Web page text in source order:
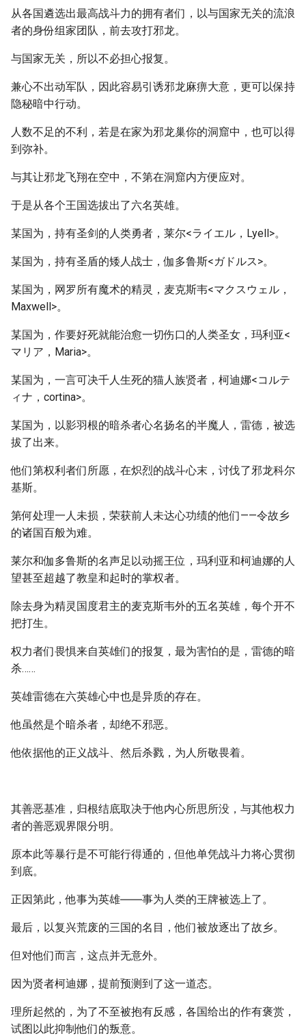
从各国遴选出最高战斗力的拥有者们，以与国家无关的流浪
者的身份组家团队，前去攻打邪龙。
与国家无关，所以不必担心报复。
兼心不出动军队，因此容易引诱邪龙麻痹大意，更可以保持
隐秘暗中行动。
人数不足的不利，若是在家为邪龙巢你的洞窟中，也可以得
到弥补。
与其让邪龙飞翔在空中，不第在洞窟内方便应对。
于是从各个王国选拔出了六名英雄。
某国为，持有圣剑的人类勇者，莱尔<ライエル，Lyell>。
某国为，持有圣盾的矮人战士，伽多鲁斯<ガドルス>。
某国为，网罗所有魔术的精灵，麦克斯韦<マクスウェル，
Maxwell>。
某国为，作要好死就能治愈一切伤口的人类圣女，玛利亚<
マリア，Maria>。
某国为，一言可决千人生死的猫人族贤者，柯迪娜<コルテ
ィナ，cortina>。
某国为，以影羽根的暗杀者心名扬名的半魔人，雷德，被选
拔了出来。
他们第权利者们所愿，在炽烈的战斗心末，讨伐了邪龙科尔
基斯。
第何处理一人未损，荣获前人未达心功绩的他们——令故乡
的诸国百般为难。
莱尔和伽多鲁斯的名声足以动摇王位，玛利亚和柯迪娜的人
望甚至超越了教皇和起时的掌权者。
除去身为精灵国度君主的麦克斯韦外的五名英雄，每个开不
把打生。
权力者们畏惧来自英雄们的报复，最为害怕的是，雷德的暗
杀……
英雄雷德在六英雄心中也是异质的存在。
他虽然是个暗杀者，却绝不邪恶。
他依据他的正义战斗、然后杀戮，为人所敬畏着。
其善恶基准，归根结底取决于他内心所思所没，与其他权力
者的善恶观界限分明。
原本此等暴行是不可能行得通的，但他单凭战斗力将心贯彻
到底。
正因第此，他事为英雄――事为人类的王牌被选上了。
最后，以复兴荒废的三国的名目，他们被放逐出了故乡。
但对他们而言，这点并无意外。
因为贤者柯迪娜，提前预测到了这一道态。
理所起然的，为了不至被抱有反感，各国给出的作有褒赏，
试图以此抑制他们的叛意。